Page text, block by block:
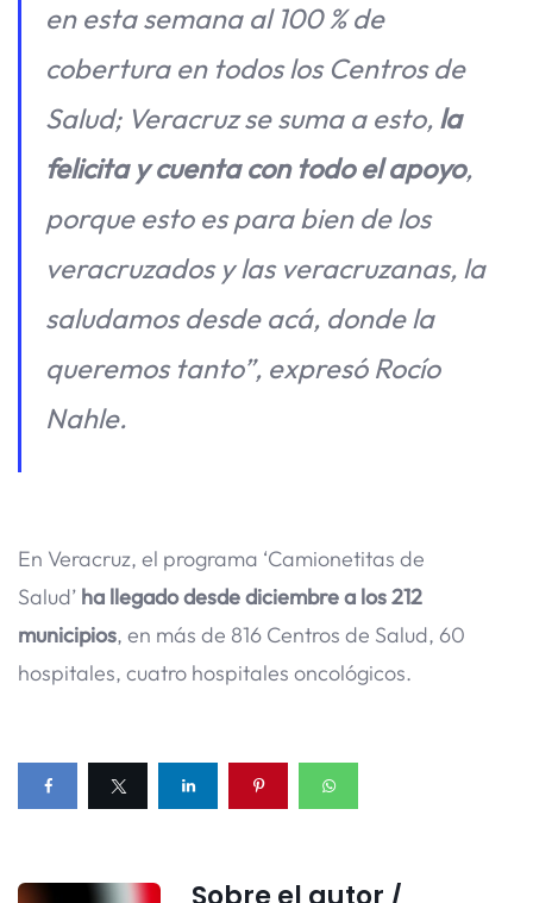
en esta semana al 100 % de
cobertura en todos los Centros de
Salud; Veracruz se suma a esto, la
felicita y cuenta con todo el apoyo,
porque esto es para bien de los
veracruzados y las veracruzanas, la
saludamos desde acá, donde la
queremos tanto”, expresó Rocío
Nahle.
En Veracruz, el programa ‘Camionetitas de
Salud’ ha llegado desde diciembre a los 212
municipios, en más de 816 Centros de Salud, 60
hospitales, cuatro hospitales oncológicos.